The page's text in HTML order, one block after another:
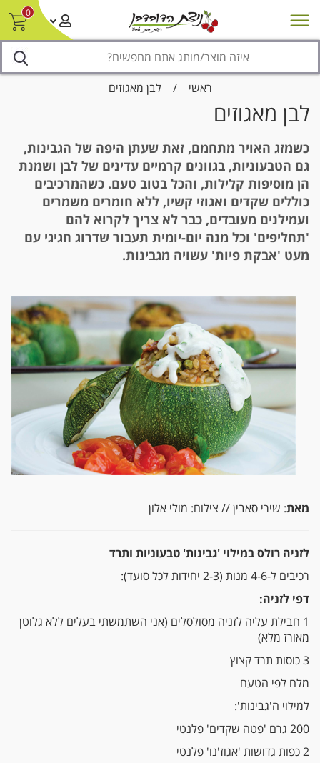
0
מבצעים סניפים צור קשר/ביטול הזמנה
ראשי /לבן מאגוזים
לבן מאגוזים
כשמזג האויר מתחמם, זאת שעתן היפה של הגבינות,
גם הטבעוניות, בגוונים קרמיים עדינים של לבן ושמנת
הן מוסיפות קלילות, והכל בטוב טעם. כשהמרכיבים
כוללים שקדים ואגוזי קשיו, ללא חומרים משמרים
ועמילנים מעובדים, כבר לא צריך לקרוא להם
'תחליפים' וכל מנה יום-יומית תעבור שדרוג חגיגי עם
מעט 'אבקת פיות' עשויה מגבינות.
מאת: שירי סאבין // צילום: מולי אלון
לזניה רולס במילוי 'גבינות' טבעוניות ותרד
רכיבים ל-4-6 מנות (2-3 יחידות לכל סועד):
דפי לזניה:
1 חבילת עליה לזניה מסולסלים (אני השתמשתי בעלים ללא גלוטן
מאורז מלא)
3 כוסות תרד קצוץ
מלח לפי הטעם
למילוי ה'גבינות':
200 גרם 'פטה שקדים' פלנטי
2 כפות גדושות 'אגוז'נו' פלנטי